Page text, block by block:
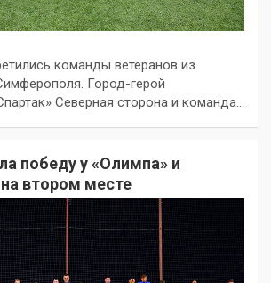
команды ветеранов из
Город-герой
Северная сторона и команда…
победу у «Олимпа» и
втором месте